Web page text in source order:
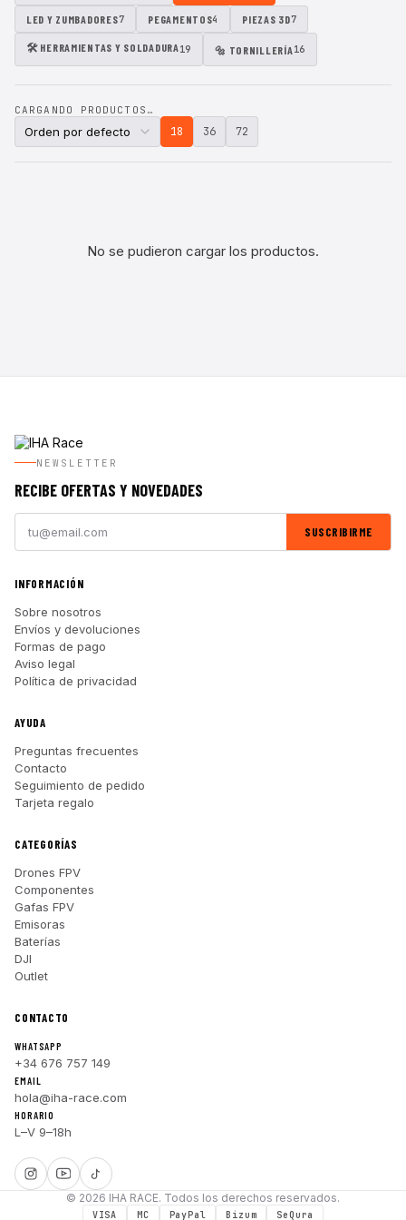
LED Y ZUMBADORES7 PEGAMENTOS4 PIEZAS 3D7
🛠 HERRAMIENTAS Y SOLDADURA19 🔩 TORNILLERÍA 16
CARGANDO PRODUCTOS…
18 36 72
No se pudieron cargar los productos.
NEWSLETTER
RECIBE OFERTAS Y NOVEDADES
SUSCRIBIRME
INFORMACIÓN
Sobre nosotros
Envíos y devoluciones
Formas de pago
Aviso legal
Política de privacidad
AYUDA
Preguntas frecuentes
Contacto
Seguimiento de pedido
Tarjeta regalo
CATEGORÍAS
Drones FPV
Componentes
Gafas FPV
Emisoras
Baterías
DJI
Outlet
CONTACTO
WHATSAPP
+34 676 757 149
EMAIL
hola@iha-race.com
HORARIO
L–V 9–18h
© 2026 IHA RACE. Todos los derechos reservados.
VISA MC PayPal Bizum SeQura